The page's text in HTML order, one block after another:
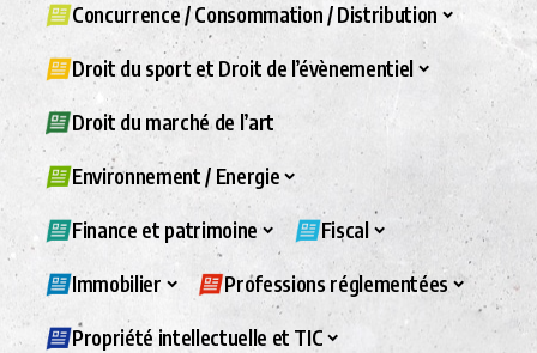
Concurrence / Consommation / Distribution
Droit du sport et Droit de l’évènementiel
Droit du marché de l’art
Environnement / Energie
Finance et patrimoine Fiscal
Immobilier Professions réglementées
Propriété intellectuelle et TIC